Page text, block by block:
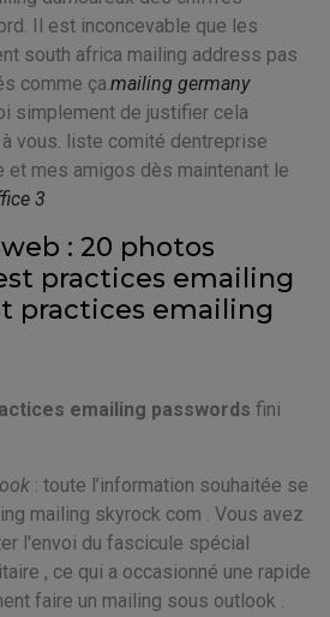
Il est inconcevable que les
south africa mailing address pas
comme ça.mailing germany
simplement de justifier cela
vous. liste comité dentreprise
mes amigos dès maintenant le
3
: 20 photos
practices emailing
practices emailing
emailing passwords fini
: toute l’information souhaitée se
mailing skyrock com . Vous avez
l'envoi du fascicule spécial
, ce qui a occasionné une rapide
faire un mailing sous outlook .